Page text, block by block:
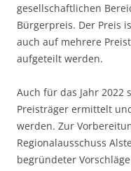
gesellschaftlichen
Bürgerpreis. Der Preis
auch auf mehrere
aufgeteilt werden.
Auch für das Jahr
Preisträger ermittelt
werden. Zur
Regionalausschuss
begründeter